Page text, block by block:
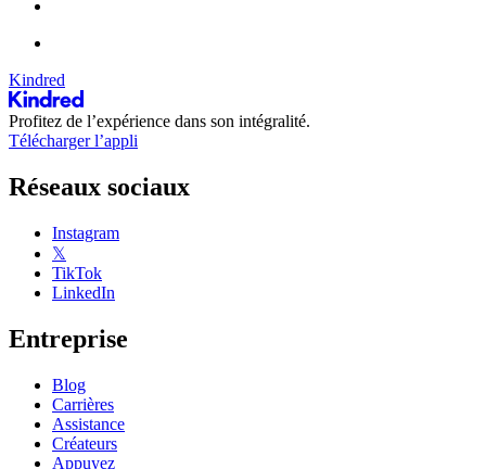
Kindred
Profitez de l’expérience dans son intégralité.
Télécharger l’appli
Réseaux sociaux
Instagram
𝕏
TikTok
LinkedIn
Entreprise
Blog
Carrières
Assistance
Créateurs
Appuyez